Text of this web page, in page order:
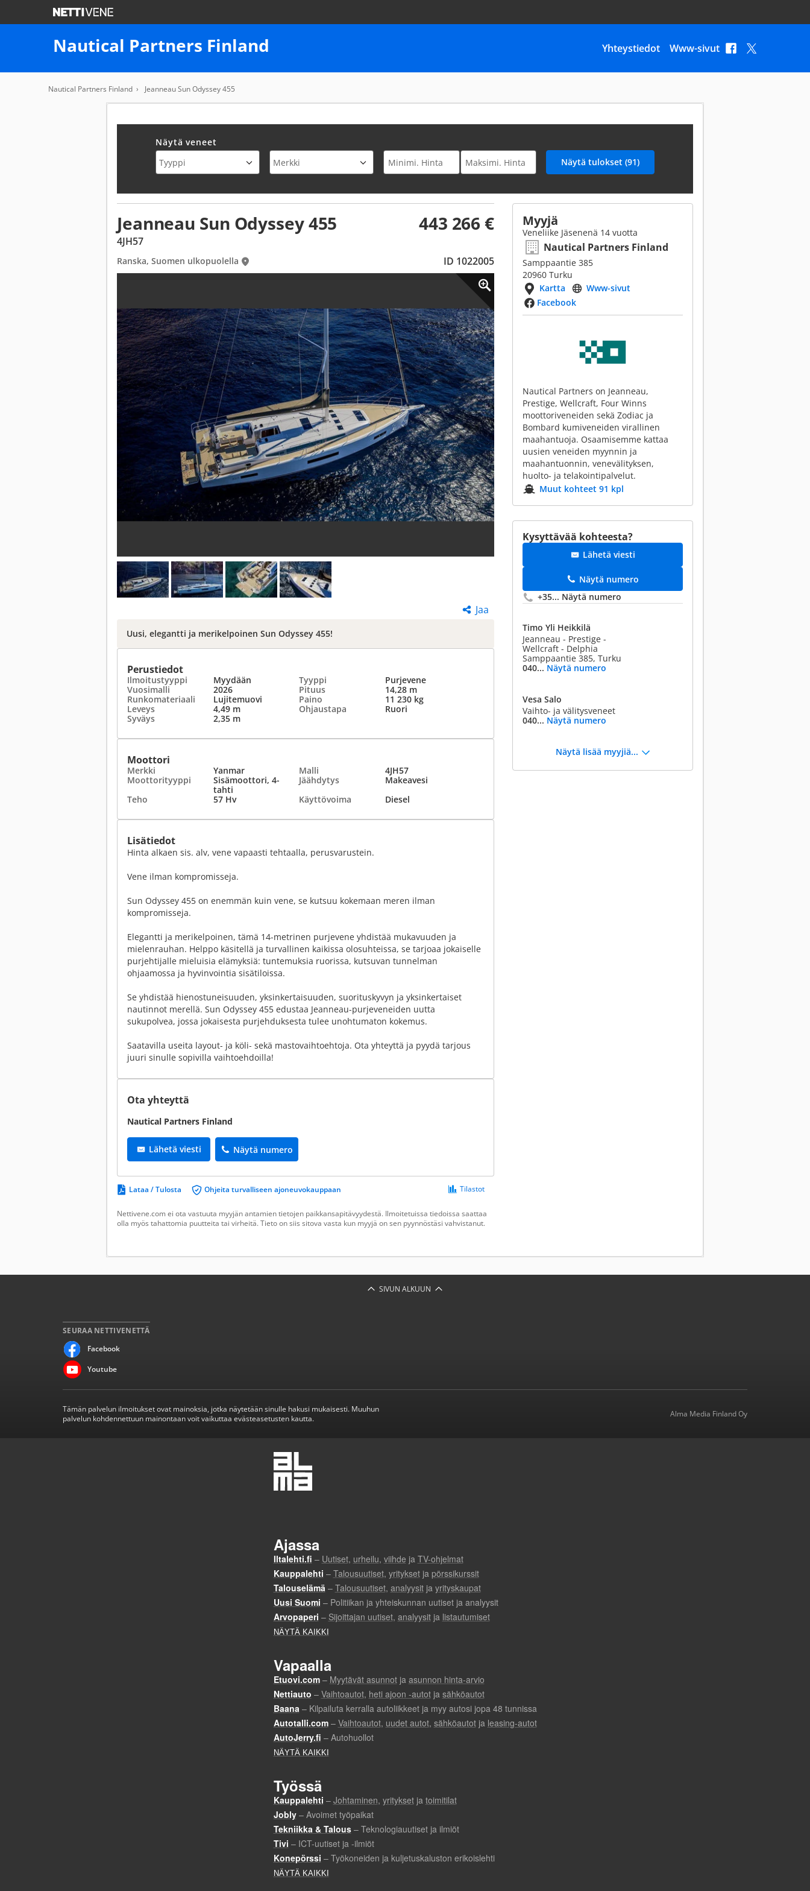
Nautical Partners Finland Yhteystiedot Www-sivut
Nautical Partners Finland Jeanneau Sun Odyssey 455
Näytä veneet
Jeanneau Sun Odyssey 455 443 266 €
4JH57
Ranska, Suomen ulkopuolella ID 1022005
Jaa
Uusi, elegantti ja merikelpoinen Sun Odyssey 455!
Perustiedot
Ilmoitustyyppi Myydään Tyyppi
Purjevene
Vuosimalli
2026 Pituus
14,28 m
Runkomateriaali
Lujitemuovi Paino
11 230 kg
Leveys
4,49 m Ohjaustapa
Ruori
Syväys
2,35 m
Moottori
Merkki Yanmar Malli
4JH57
Moottorityyppi
Sisämoottori, 4-
tahti
Jäähdytys
Makeavesi
Teho
57 Hv Käyttövoima Diesel
Lisätiedot
Hinta alkaen sis. alv, vene vapaasti tehtaalla, perusvarustein.
Vene ilman kompromisseja.
Sun Odyssey 455 on enemmän kuin vene, se kutsuu kokemaan meren ilman
kompromisseja.
Elegantti ja merikelpoinen, tämä 14-metrinen purjevene yhdistää mukavuuden ja
mielenrauhan. Helppo käsitellä ja turvallinen kaikissa olosuhteissa, se tarjoaa jokaiselle
purjehtijalle mieluisia elämyksiä: tuntemuksia ruorissa, kutsuvan tunnelman
ohjaamossa ja hyvinvointia sisätiloissa.
Se yhdistää hienostuneisuuden, yksinkertaisuuden, suorituskyvyn ja yksinkertaiset
nautinnot merellä. Sun Odyssey 455 edustaa Jeanneau-purjeveneiden uutta
sukupolvea, jossa jokaisesta purjehduksesta tulee unohtumaton kokemus.
Saatavilla useita layout- ja köli- sekä mastovaihtoehtoja. Ota yhteyttä ja pyydä tarjous
juuri sinulle sopivilla vaihtoehdoilla!
Ota yhteyttä
Nautical Partners Finland
Lähetä viesti Näytä numero
Lataa / Tulosta Ohjeita turvalliseen ajoneuvokauppaan Tilastot
Nettivene.com ei ota vastuuta myyjän antamien tietojen paikkansapitävyydestä. Ilmoitetuissa tiedoissa saattaa
olla myös tahattomia puutteita tai virheitä. Tieto on siis sitova vasta kun myyjä on sen pyynnöstäsi vahvistanut.
Myyjä
Veneliike Jäsenenä 14 vuotta
Nautical Partners Finland
Samppaantie 385
20960 Turku
Kartta
Www-sivut
Facebook
Nautical Partners on Jeanneau,
Prestige, Wellcraft, Four Winns
moottoriveneiden sekä Zodiac ja
Bombard kumiveneiden virallinen
maahantuoja. Osaamisemme kattaa
uusien veneiden myynnin ja
maahantuonnin, venevälityksen,
huolto- ja telakointipalvelut.
Muut kohteet 91 kpl
Kysyttävää kohteesta?
Lähetä viesti
Näytä numero
+35... Näytä numero
Timo Yli Heikkilä
Jeanneau - Prestige -
Wellcraft - Delphia
Samppaantie 385, Turku
040... Näytä numero
Vesa Salo
Vaihto- ja välitysveneet
040... Näytä numero
Näytä lisää myyjiä...
SIVUN ALKUUN
SEURAA NETTIVENETTÄ
Facebook
Youtube
Tämän palvelun ilmoitukset ovat mainoksia, jotka näytetään sinulle hakusi mukaisesti. Muuhun
palvelun kohdennettuun mainontaan voit vaikuttaa evästeasetusten kautta.
Alma Media Finland Oy